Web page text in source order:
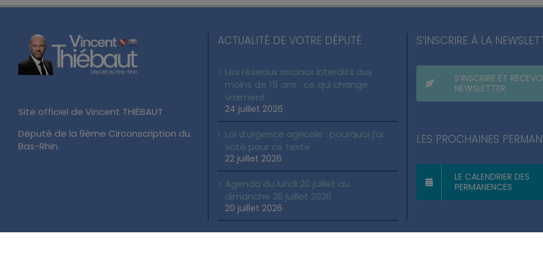
Site officiel de Vincent THIÉBAUT
Député de la 9ème Circonscription du
Bas-Rhin.
ACTUALITÉ DE VOTRE DÉPUTÉ
Les réseaux sociaux interdits aux
moins de 15 ans : ce qui change
vraiment
24 juillet 2026
Loi d’urgence agricole : pourquoi j’ai
voté pour ce texte
22 juillet 2026
Agenda du lundi 20 juillet au
dimanche 26 juillet 2026
20 juillet 2026
S’INSCRIRE À LA
S’INSCRIRE ET
NEWSLETTER
LES PROCHAINES
LE CALENDRIER DES
PERMANENCES